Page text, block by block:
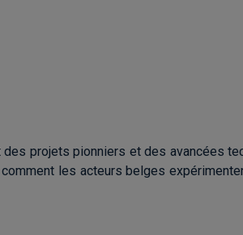
des projets pionniers et des avancées
les acteurs belges